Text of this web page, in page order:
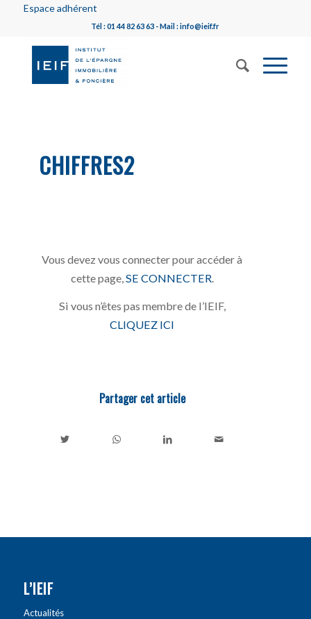
Espace adhérent
Tél : 01 44 82 63 63 - Mail : info@ieif.fr
CHIFFRES2
Vous devez vous connecter pour accéder à
cette page, SE CONNECTER
Si vous n’êtes pas membre de l’IEIF,
CLIQUEZ ICI
Partager cet article
L’IEIF
Actualités